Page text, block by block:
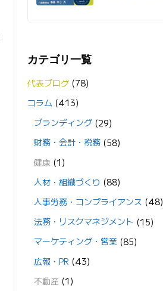
カテゴリ一覧
代表ブログ (78)
コラム (413)
ブランディング(29)
財務・会計・税務(58)
健康(1)
人材・組織づくり (88)
人事労務・コンプライアンス (48)
法務・リスクマネジメント (15)
マーケティング・営業 (85)
広報・PR (43)
不動産 (1)